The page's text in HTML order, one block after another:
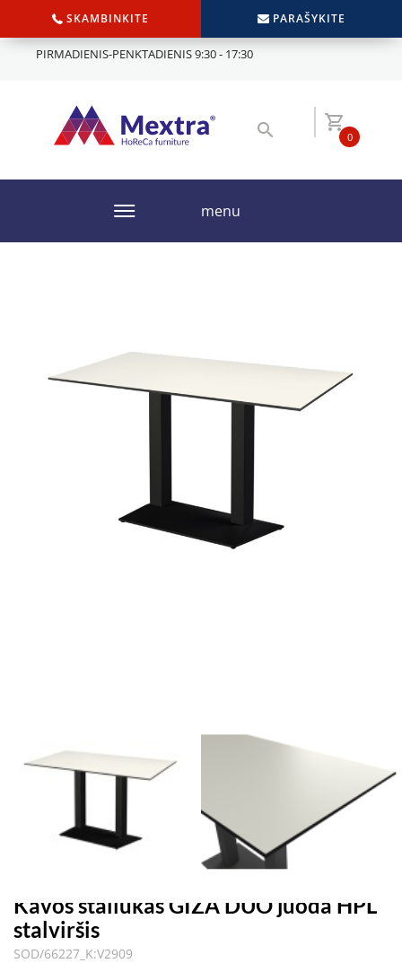
SKAMBINKITE PARAŠYKITE
PIRMADIENIS-PENKTADIENIS 9:30 - 17:30
0
menu
Kavos staliukas GIZA DUO juoda HPL
stalviršis
SOD/66227_K:V2909